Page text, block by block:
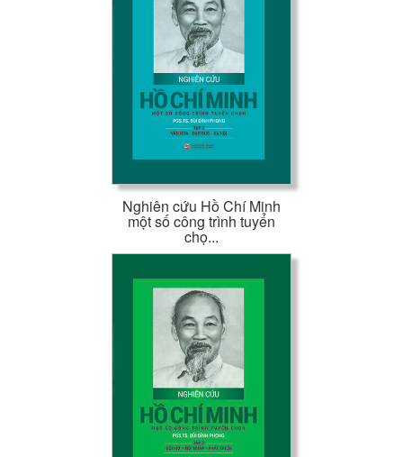
Nghiên cứu Hồ Chí Minh
một số công trình tuyển
chọ...